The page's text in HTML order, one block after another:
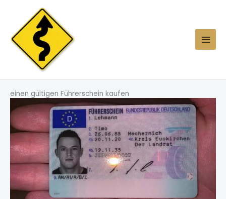
content
einen gültigen Führerschein kaufen